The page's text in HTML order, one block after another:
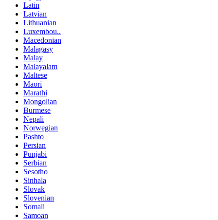
Latin
Latvian
Lithuanian
Luxembou..
Macedonian
Malagasy
Malay
Malayalam
Maltese
Maori
Marathi
Mongolian
Burmese
Nepali
Norwegian
Pashto
Persian
Punjabi
Serbian
Sesotho
Sinhala
Slovak
Slovenian
Somali
Samoan